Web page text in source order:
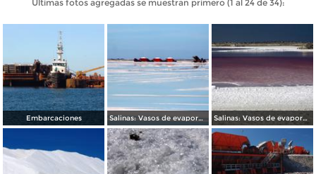
Últimas fotos agregadas se muestran primero (1 al 24 de 34):
Embarcaciones Salinas: Vasos de evaporación Salinas: Vasos de evaporación